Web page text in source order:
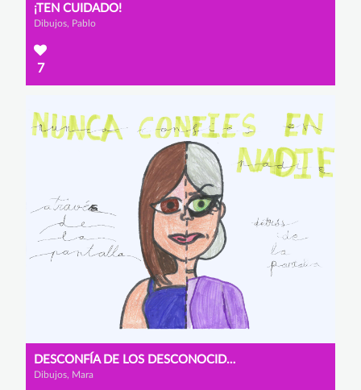
¡TEN CUIDADO!
Dibujos, Pablo
7
DESCONFÍA DE LOS DESCONOCIDOS
Dibujos, Mara